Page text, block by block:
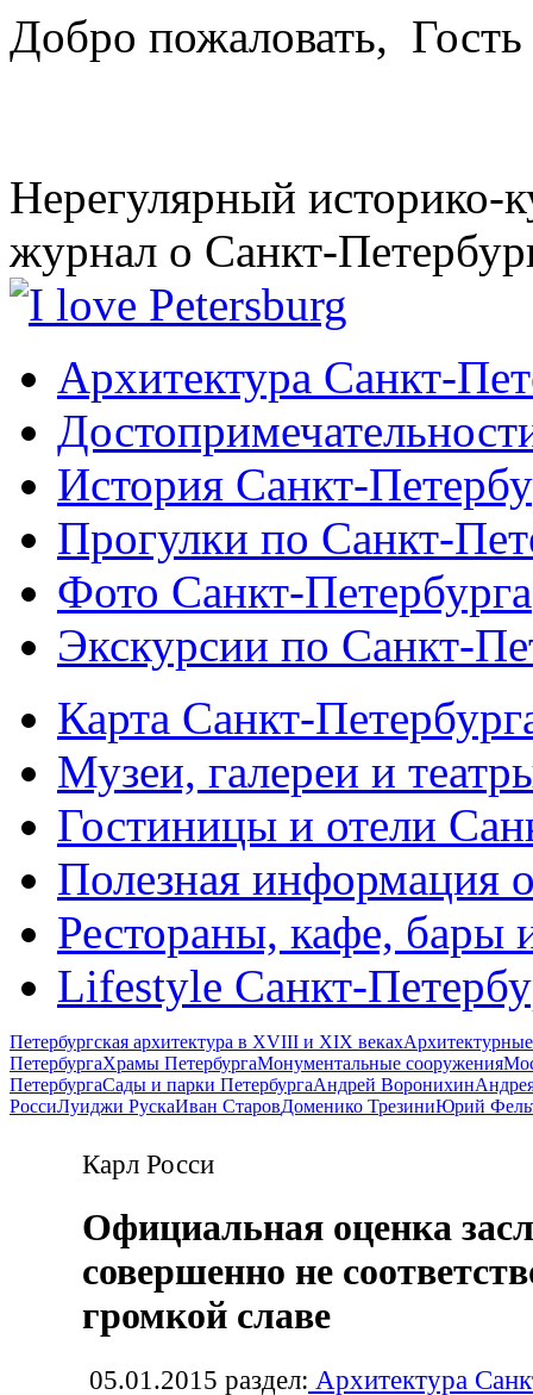
Добро пожаловать, Гость
Нерегулярный историко-
журнал о Санкт-
Архитектура Санкт-
История Санкт-
Прогулки по Санкт-
Фото Санкт-Петербурга
Экскурсии по Санкт-
Карта Санкт-
Музеи, галереи и
Гостиницы и отели
Полезная информация
Рестораны, кафе, бары
Lifestyle Санкт-
Петербургская архитектура в XVIII и XIX веках
ПетербургаХрамы ПетербургаМонументальные сооружения
ПетербургаСады и парки ПетербургаАндрей Воронихин
РоссиЛуиджи РускаИван СтаровДоменико ТрезиниЮрий
Карл Росси
Официальная оценка
совершенно не
громкой славе
05.01.2015 раздел: Архитектура